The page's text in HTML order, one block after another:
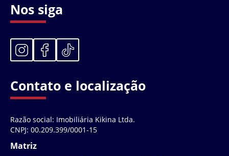
Nos siga
Contato e localização
Razão social: Imobiliária Kikina Ltda.
CNPJ: 00.209.399/0001-15
Matriz